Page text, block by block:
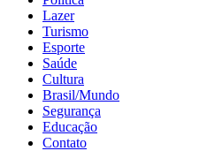
Lazer
Turismo
Esporte
Saúde
Cultura
Brasil/Mundo
Segurança
Educação
Contato